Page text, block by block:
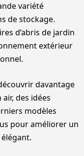
variété
de stockage.
d’abris de jardin
extérieur
davantage
des idées
modèles
pour améliorer un